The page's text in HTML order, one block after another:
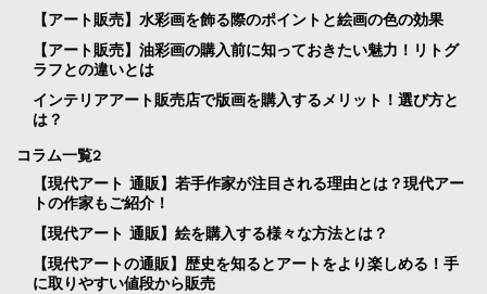
【アート販売】水彩画を飾る際のポイントと絵画の色の効果
【アート販売】油彩画の購入前に知っておきたい魅力！リトグ
ラフとの違いとは
インテリアアート販売店で版画を購入するメリット！選び方と
は？
コラム一覧2
【現代アート 通販】若手作家が注目される理由とは？現代アー
トの作家もご紹介！
【現代アート 通販】絵を購入する様々な方法とは？
【現代アートの通販】歴史を知るとアートをより楽しめる！手
に取りやすい値段から販売